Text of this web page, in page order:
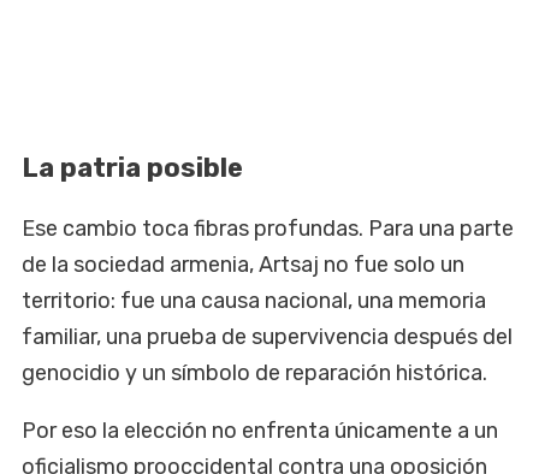
La patria posible
Ese cambio toca fibras profundas. Para una parte
de la sociedad armenia, Artsaj no fue solo un
territorio: fue una causa nacional, una memoria
familiar, una prueba de supervivencia después del
genocidio y un símbolo de reparación histórica.
Por eso la elección no enfrenta únicamente a un
oficialismo prooccidental contra una oposición